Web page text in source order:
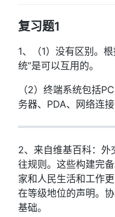
复习题1
1、（1）没有区别。
统”是可以互用的。
（2）终端系统包括
务器、PDA、网络连
2、来自维基百科：外
往规则。这些构建完
家和人民生活和工作
在等级地位的声明。
基础。